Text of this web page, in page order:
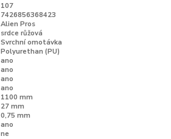
107
7426856368423
Alien Pros
srdce růžová
Svrchní omotávka
Polyurethan (PU)
ano
ano
ano
ano
1100 mm
27 mm
0,75 mm
ano
ne